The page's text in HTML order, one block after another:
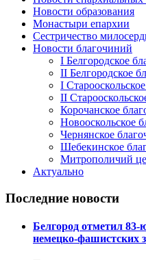
Новости образования
Монастыри епархии
Сестричество
Новости благочиний
I Белгородское
II Белгородское
I
II
Корочанское
Новооскольское
Чернянское
Шебекинское
Митрополичий
Актуально
Последние новости
Белгород отметил
немецко-фашистских